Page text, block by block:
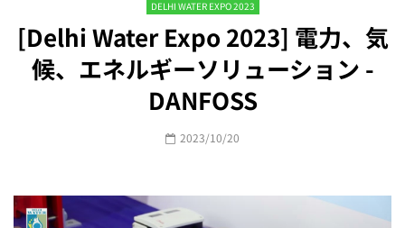
DELHI WATER EXPO 2023
[Delhi Water Expo 2023] 電力、気
候、エネルギーソリューション -
DANFOSS
2023/10/20